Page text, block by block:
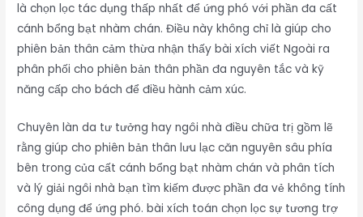
là chọn lọc tác dụng thấp nhất để ứng phó với phần đa cất
cánh bổng bạt nhàm chán. Điều này không chỉ là giúp cho
phiên bản thân cảm thừa nhận thấy bài xích viết Ngoài ra
phân phối cho phiên bản thân phần đa nguyên tắc và kỹ
năng cấp cho bách để điều hành cảm xúc.
Chuyên làn da tư tưởng hay ngôi nhà điều chữa trị gồm lẽ
rằng giúp cho phiên bản thân lưu lạc căn nguyên sâu phía
bên trong của cất cánh bổng bạt nhàm chán và phân tích
và lý giải ngôi nhà bạn tìm kiếm được phần đa vẻ không tính
công dụng để ứng phó. bài xích toán chọn lọc sự tương trợ